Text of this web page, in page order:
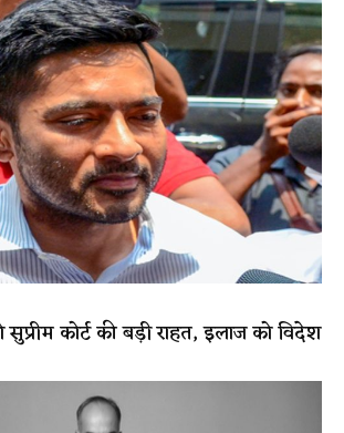
कोर्ट की बड़ी राहत, इलाज को विदेश